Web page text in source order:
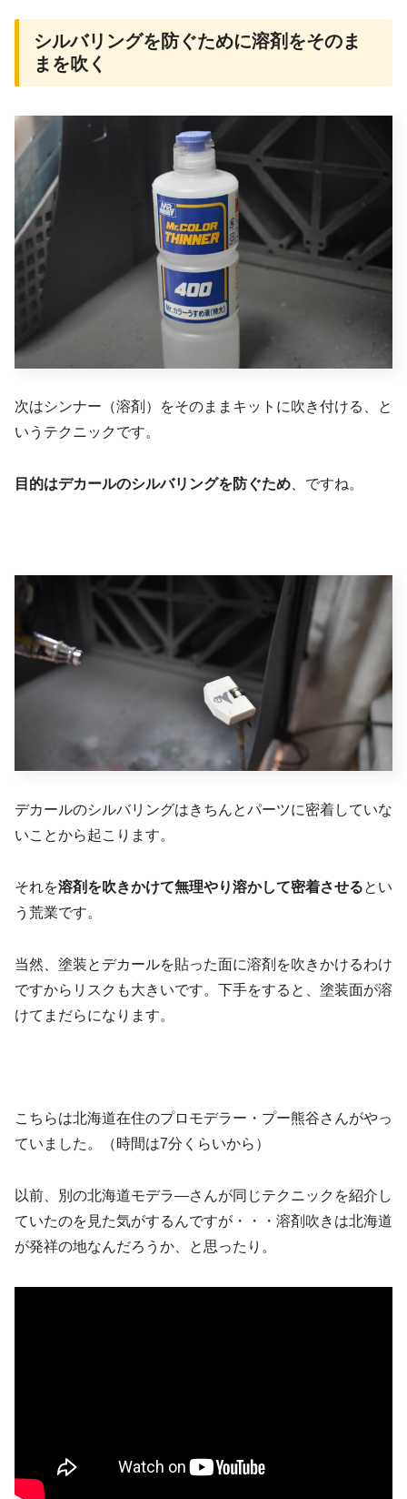
シルバリングを防ぐために溶剤をそのま
まを吹く
次はシンナー（溶剤）をそのままキットに吹き付ける、と
いうテクニックです。
目的はデカールのシルバリングを防ぐため 、ですね。
デカールのシルバリングはきちんとパーツに密着していな
いことから起こります。
それを溶剤を吹きかけて無理やり溶かして密着させるとい
う荒業です。
当然、塗装とデカールを貼った面に溶剤を吹きかけるわけ
ですからリスクも大きいです。下手をすると、塗装面が溶
けてまだらになります。
こちらは北海道在住のプロモデラー・プー熊谷さんがやっ
ていました。（時間は7分くらいから）
以前、別の北海道モデラ―さんが同じテクニックを紹介し
ていたのを見た気がするんですが・・・溶剤吹きは北海道
が発祥の地なんだろうか、と思ったり。